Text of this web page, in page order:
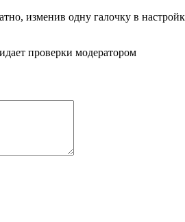
изменив одну галочку в
проверки модератором